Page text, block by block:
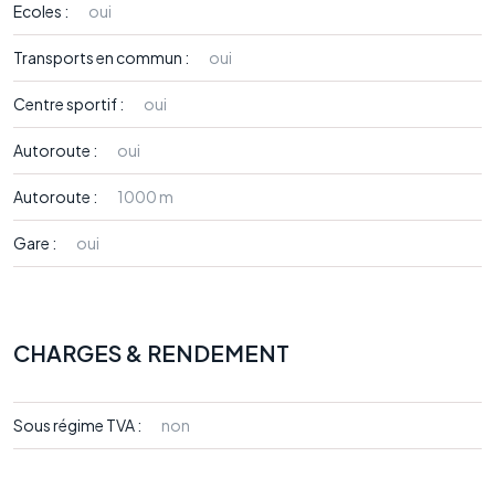
Ecoles : oui
Transports en commun : oui
Centre sportif : oui
Autoroute : oui
Autoroute : 1000 m
Gare : oui
CHARGES & RENDEMENT
Sous régime TVA : non